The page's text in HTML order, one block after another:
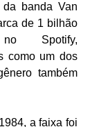
da banda Van
de 1 bilhão
Spotify,
como um dos
também
a faixa foi